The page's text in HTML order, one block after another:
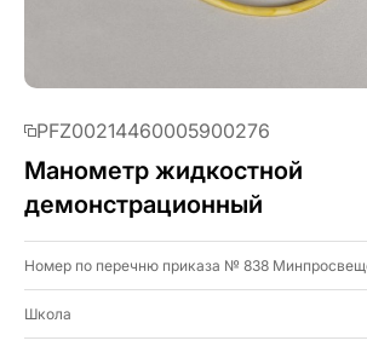
PFZ00214460005900276
Манометр жидкостной
демонстрационный
Номер по перечню приказа № 838
Школа